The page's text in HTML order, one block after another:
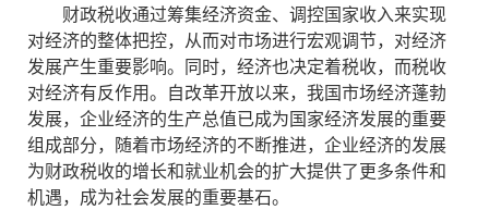
财政税收通过筹集经济资金、调控国家收入来实现
对经济的整体把控，从而对市场进行宏观调节，对经济
发展产生重要影响。同时，经济也决定着税收，而税收
对经济有反作用。自改革开放以来，我国市场经济蓬勃
发展，企业经济的生产总值已成为国家经济发展的重要
组成部分，随着市场经济的不断推进，企业经济的发展
为财政税收的增长和就业机会的扩大提供了更多条件和
机遇，成为社会发展的重要基石。